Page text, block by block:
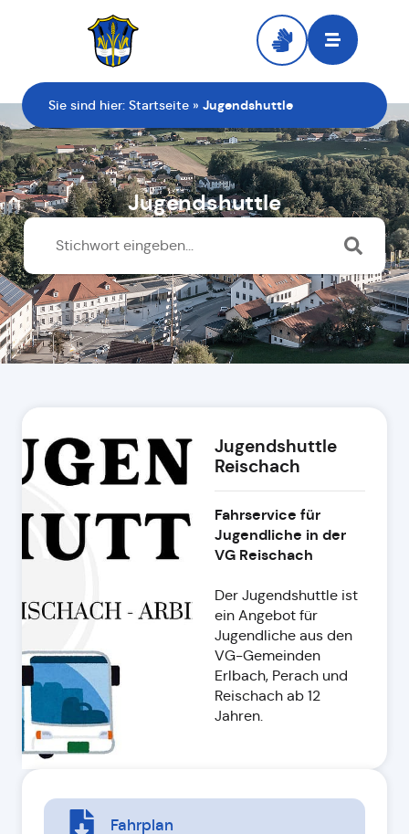
Zur Startseite
Sie sind hier: Startseite » Jugendshuttle
Jugendshuttle
Jugendshuttle
Reischach
Fahrservice für
Jugendliche in der
VG Reischach
Der Jugendshuttle ist
ein Angebot für
Jugendliche aus den
VG-Gemeinden
Erlbach, Perach und
Reischach ab 12
Jahren.
Fahrplan